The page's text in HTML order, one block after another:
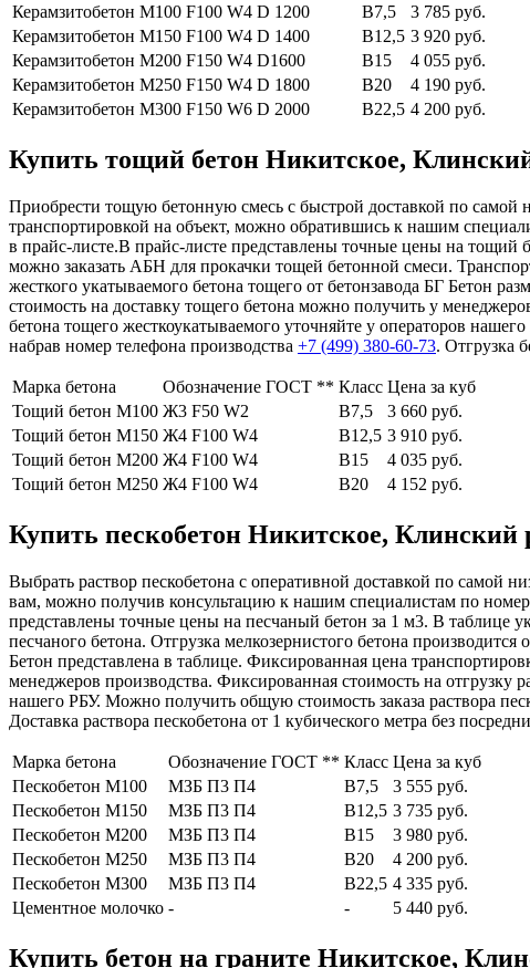
Керамзитобетон М100 F100 W4 D 1200 В7,5
3 785 руб.
Керамзитобетон М150 F100 W4 D 1400 В12,5 3 920 руб.
Керамзитобетон М200 F150 W4 D1600 В15
4 055 руб.
Керамзитобетон М250 F150 W4 D 1800 В20
4 190 руб.
Керамзитобетон М300 F150 W6 D 2000 В22,5 4 200 руб.
Купить тощий бетон Никитское,
Приобрести тощую бетонную смесь с быстрой доставкой по самой
транспортировкой на объект, можно обратившись к нашим
в прайс-листе.В прайс-листе представлены точные цены на
можно заказать АБН для прокачки тощей бетонной смеси.
жесткого укатываемого бетона тощего от бетонзавода БГ Бетон
стоимость на доставку тощего бетона можно получить у
бетона тощего жесткоукатываемого уточняйте у операторов
набрав номер телефона производства +7 (499) 380-60-73. Отгрузка
Марка бетона Обозначение ГОСТ ** Класс Цена за куб
Тощий бетон М100 Ж3 F50 W2 В7,5
3 660 руб.
Тощий бетон М150 Ж4 F100 W4 В12,5 3 910 руб.
Тощий бетон М200 Ж4 F100 W4 В15
4 035 руб.
Тощий бетон М250 Ж4 F100 W4 В20 4 152 руб.
Купить пескобетон Никитское, Клинский
Выбрать раствор пескобетона с оперативной доставкой по самой
вам, можно получив консультацию к нашим специалистам по
представлены точные цены на песчаный бетон за 1 м3. В таблице
песчаного бетона. Отгрузка мелкозернистого бетона
Бетон представлена в таблице. Фиксированная цена
менеджеров производства. Фиксированная стоимость на отгрузку
нашего РБУ. Можно получить общую стоимость заказа раствора
Доставка раствора пескобетона от 1 кубического метра без
Марка бетона Обозначение ГОСТ ** Класс Цена за куб
Пескобетон М100
МЗБ П3 П4 В7,5
3 555 руб.
Пескобетон М150
МЗБ П3 П4 В12,5 3 735 руб.
Пескобетон М200
МЗБ П3 П4 В15
3 980 руб.
Пескобетон М250
МЗБ П3 П4 В20
4 200 руб.
Пескобетон М300
МЗБ П3 П4 В22,5 4 335 руб.
Цементное молочко - - 5 440 руб.
Купить бетон на граните Никитское,